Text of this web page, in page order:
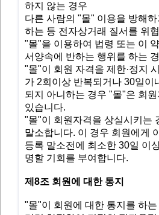
하지 않는 경우
다른 사람의 "몰" 이용을 방해
하는 등 전자상거래 질서를 위
"몰"을 이용하여 법령 또는 이
서양속에 반하는 행위를 하는
"몰"이 회원 자격을 제한·정지
가 2회이상 반복되거나 30일이
되지 아니하는 경우 "몰"은 회
있습니다.
"몰"이 회원자격을 상실시키는
말소합니다. 이 경우 회원에게
등록 말소전에 최소한 30일 이
명할 기회를 부여합니다.
제8조 회원에 대한 통지
"몰"이 회원에 대한 통지를 하